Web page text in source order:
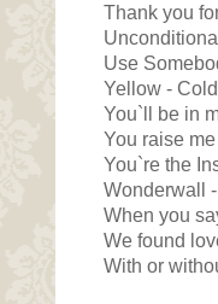
Thank you
Use
Yellow -
You`ll be in
You raise
You`re the
Wonderwall
When you
We found
With or